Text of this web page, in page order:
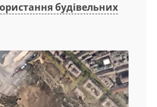
будівельних